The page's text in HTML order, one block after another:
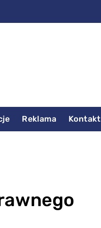
Reklama Kontakt